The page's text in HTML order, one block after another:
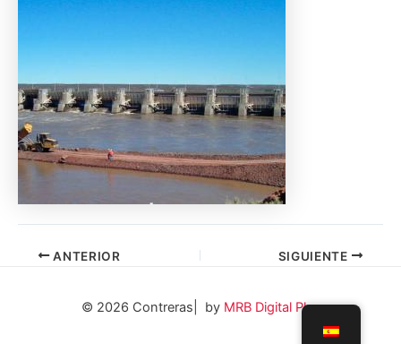
ANTERIOR SIGUIENTE
© 2026 Contreras| by MRB Digital Plus